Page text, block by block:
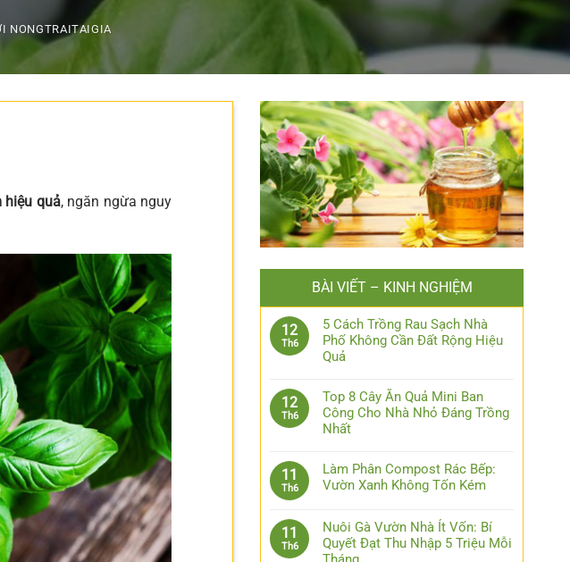
NONGTRAITAIGIA
hiệu quả, ngăn ngừa nguy
BÀI VIẾT – KINH NGHIỆM
12
Th6
5 Cách Trồng Rau Sạch Nhà
Phố Không Cần Đất Rộng Hiệu
Quả
12
Th6
Top 8 Cây Ăn Quả Mini Ban
Công Cho Nhà Nhỏ Đáng Trồng
Nhất
11
Th6
Làm Phân Compost Rác Bếp:
Vườn Xanh Không Tốn Kém
11
Th6
Nuôi Gà Vườn Nhà Ít Vốn: Bí
Quyết Đạt Thu Nhập 5 Triệu Mỗi